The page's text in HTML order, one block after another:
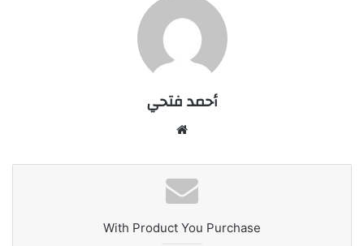
أحمد فتحي
With Product You Purchase